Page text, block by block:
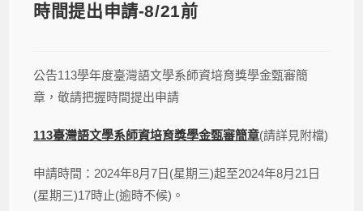
時間提出申請-8/21前
公告113學年度臺灣語文學系師資培育獎學金甄審簡
章，敬請把握時間提出申請
113臺灣語文學系師資培育獎學金甄審簡章(請詳見附檔)
申請時間：2024年8月7日(星期三)起至2024年8月21日
(星期三)17時止(逾時不候)。